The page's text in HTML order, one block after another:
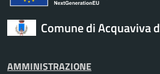
Comune di Acquaviva
AMMINISTRAZIONE